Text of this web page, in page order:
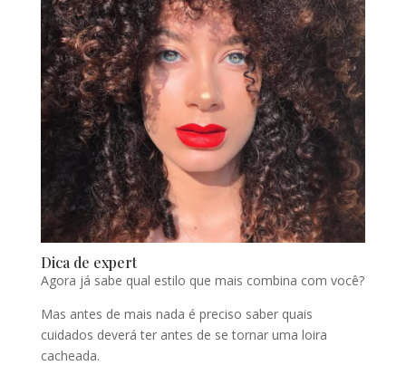
Dica de expert
Agora já sabe qual estilo que mais combina com você?
Mas antes de mais nada é preciso saber quais
cuidados deverá ter antes de se tornar uma loira
cacheada.